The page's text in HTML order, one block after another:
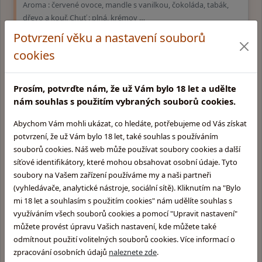
Potvrzení věku a nastavení souborů
cookies
Prosím, potvrďte nám, že už Vám bylo 18 let a udělte
nám souhlas s použitím vybraných souborů cookies.
Abychom Vám mohli ukázat, co hledáte, potřebujeme od Vás získat
potvrzení, že už Vám bylo 18 let, také souhlas s používáním
souborů cookies. Náš web může používat soubory cookies a další
síťové identifikátory, které mohou obsahovat osobní údaje. Tyto
soubory na Vašem zařízení používáme my a naši partneři
(vyhledávače, analytické nástroje, sociální sítě). Kliknutím na "Bylo
mi 18 let a souhlasím s použitím cookies" nám udělíte souhlas s
využíváním všech souborů cookies a pomocí "Upravit nastavení"
můžete provést úpravu Vašich nastavení, kde můžete také
odmítnout použití volitelných souborů cookies. Více informací o
zpracování osobních údajů naleznete zde.
Aroma : červené ovoce, mandle s vanilkou, čokoláda, tabák,
dřevo a kouř. Chuť : plná, krémov …
3 059,-
externí sklad (3 - 10 dní)
Blackwell 007 Limited Edition Jamaican
Rum